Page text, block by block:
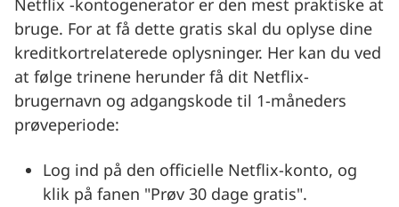
bruge. For at få dette gratis skal du oplyse dine
kreditkortrelaterede oplysninger. Her kan du ved
at følge trinene herunder få dit Netflix-
brugernavn og adgangskode til 1-måneders
prøveperiode:
Log ind på den officielle Netflix-konto, og
klik på fanen "Prøv 30 dage gratis".